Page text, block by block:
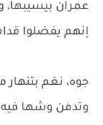
عمران
إنهم يفضلوا
جوه، نغم بتنهار
وتدفن وشها